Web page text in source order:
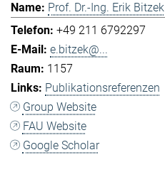
Prof. Dr.-Ing. Erik Bitzek
+49 211 6792297
e.bitzek@...
1157
Publikationsreferenzen
Group Website
FAU Website
Google Scholar